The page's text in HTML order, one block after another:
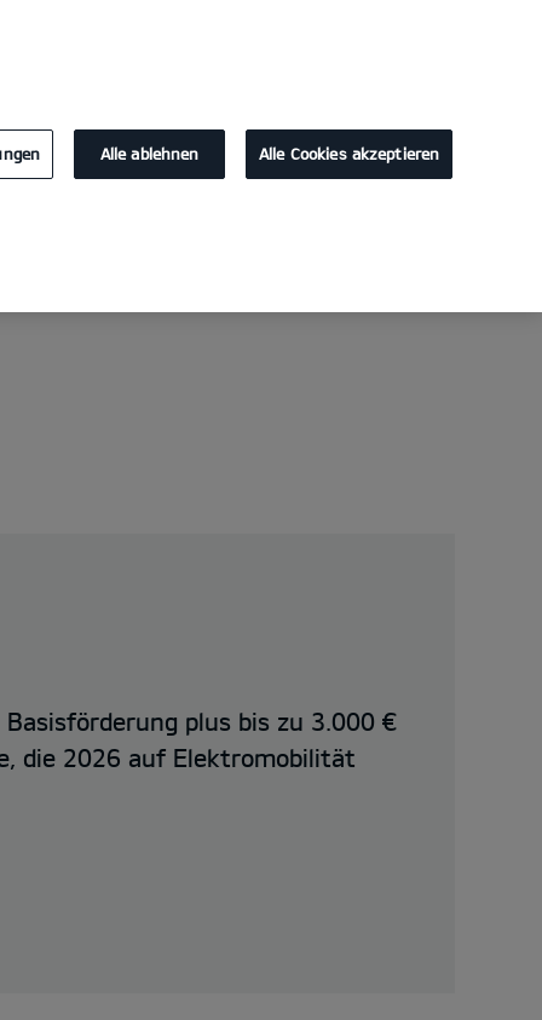
plus bis zu 3.000 €
die 2026 auf Elektromobilität
Alle ablehnen Alle Cookies akzeptieren